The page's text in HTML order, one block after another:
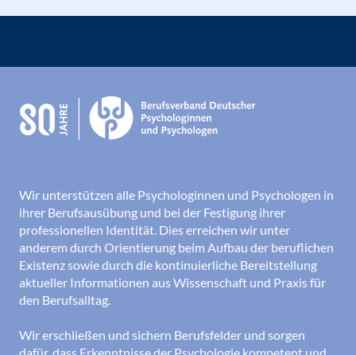
Wir unterstützen alle Psychologinnen und Psychologen in
ihrer Berufsausübung und bei der Festigung ihrer
professionellen Identität. Dies erreichen wir unter
anderem durch Orientierung beim Aufbau der beruflichen
Existenz sowie durch die kontinuierliche Bereitstellung
aktueller Informationen aus Wissenschaft und Praxis für
den Berufsalltag.
Wir erschließen und sichern Berufsfelder und sorgen